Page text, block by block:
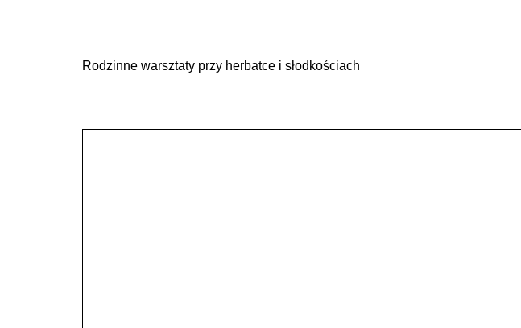
Rodzinne warsztaty przy herbatce i słodkościach